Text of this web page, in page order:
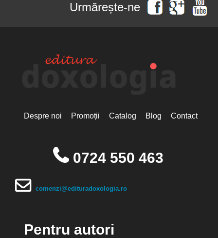
Urmărește-ne
Despre noi Promoții Catalog Blog Contact
0724 550 463
comenzi@edituradoxologia.ro
Pentru autori